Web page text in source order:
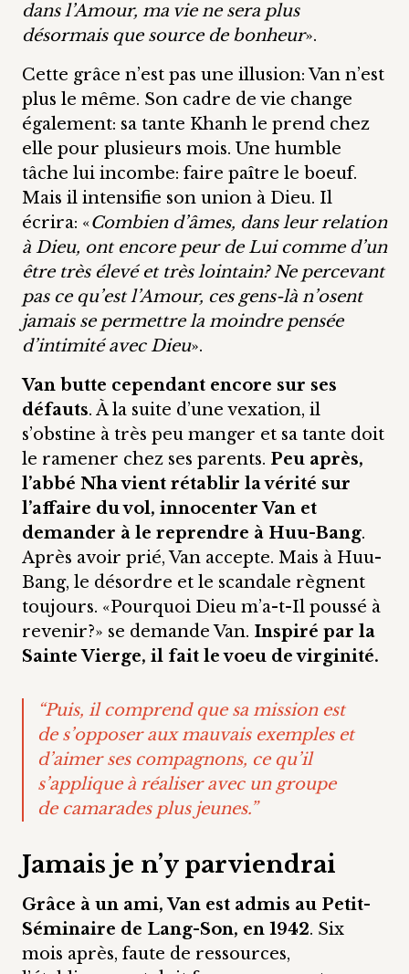
dans l’Amour, ma vie ne sera plus
désormais que source de bonheur».
Cette grâce n’est pas une illusion: Van n’est
plus le même. Son cadre de vie change
également: sa tante Khanh le prend chez
elle pour plusieurs mois. Une humble
tâche lui incombe: faire paître le boeuf.
Mais il intensifie son union à Dieu. Il
écrira: «Combien d’âmes, dans leur relation
à Dieu, ont encore peur de Lui comme d’un
être très élevé et très lointain? Ne percevant
pas ce qu’est l’Amour, ces gens-là n’osent
jamais se permettre la moindre pensée
d’intimité avec Dieu».
Van butte cependant encore sur ses
défauts. À la suite d’une vexation, il
s’obstine à très peu manger et sa tante doit
le ramener chez ses parents. Peu après,
l’abbé Nha vient rétablir la vérité sur
l’affaire du vol, innocenter Van et
demander à le reprendre à Huu-Bang.
Après avoir prié, Van accepte. Mais à Huu-
Bang, le désordre et le scandale règnent
toujours. «Pourquoi Dieu m’a-t-Il poussé à
revenir?» se demande Van. Inspiré par la
Sainte Vierge, il fait le voeu de virginité.
“Puis, il comprend que sa mission est
de s’opposer aux mauvais exemples et
d’aimer ses compagnons, ce qu’il
s’applique à réaliser avec un groupe
de camarades plus jeunes.”
Jamais je n’y parviendrai
Grâce à un ami, Van est admis au Petit-
Séminaire de Lang-Son, en 1942. Six
mois après, faute de ressources,